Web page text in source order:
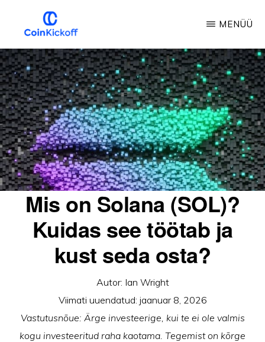
main
content
COIN
AVALÖÖK
MENÜÜ
Mis on Solana (SOL)?
Kuidas see töötab ja
kust seda osta?
Autor: Ian Wright
Viimati uuendatud: jaanuar 8, 2026
Vastutusnõue: Ärge investeerige, kui te ei ole valmis
kogu investeeritud raha kaotama. Tegemist on kõrge